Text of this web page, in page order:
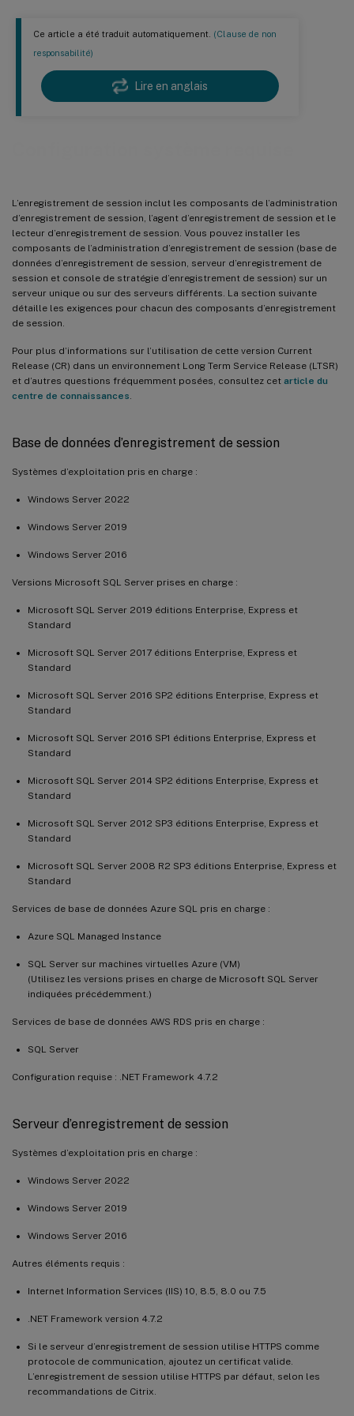
Ce article a été traduit automatiquement. (Clause de non
responsabilité)
Lire en anglais
L’enregistrement de session inclut les composants de l’administration
d’enregistrement de session, l’agent d’enregistrement de session et le
lecteur d’enregistrement de session. Vous pouvez installer les
composants de l’administration d’enregistrement de session (base de
données d’enregistrement de session, serveur d’enregistrement de
session et console de stratégie d’enregistrement de session) sur un
serveur unique ou sur des serveurs différents. La section suivante
détaille les exigences pour chacun des composants d’enregistrement
de session.
Pour plus d’informations sur l’utilisation de cette version Current
Release (CR) dans un environnement Long Term Service Release (LTSR)
et d’autres questions fréquemment posées, consultez cet article du
centre de connaissances
Base de données d’enregistrement de session
Systèmes d’exploitation pris en charge :
Windows Server 2022
Windows Server 2019
Windows Server 2016
Versions Microsoft SQL Server prises en charge :
Microsoft SQL Server 2019 éditions Enterprise, Express et
Standard
Microsoft SQL Server 2017 éditions Enterprise, Express et
Standard
Microsoft SQL Server 2016 SP2 éditions Enterprise, Express et
Standard
Microsoft SQL Server 2016 SP1 éditions Enterprise, Express et
Standard
Microsoft SQL Server 2014 SP2 éditions Enterprise, Express et
Standard
Microsoft SQL Server 2012 SP3 éditions Enterprise, Express et
Standard
Microsoft SQL Server 2008 R2 SP3 éditions Enterprise, Express et
Standard
Services de base de données Azure SQL pris en charge :
Azure SQL Managed Instance
SQL Server sur machines virtuelles Azure (VM)
(Utilisez les versions prises en charge de Microsoft SQL Server
indiquées précédemment.)
Services de base de données AWS RDS pris en charge :
SQL Server
Configuration requise : .NET Framework 4.7.2
Serveur d’enregistrement de session
Systèmes d’exploitation pris en charge :
Windows Server 2022
Windows Server 2019
Windows Server 2016
Autres éléments requis :
Internet Information Services (IIS) 10, 8.5, 8.0 ou 7.5
.NET Framework version 4.7.2
Si le serveur d’enregistrement de session utilise HTTPS comme
protocole de communication, ajoutez un certificat valide.
L’enregistrement de session utilise HTTPS par défaut, selon les
recommandations de Citrix.